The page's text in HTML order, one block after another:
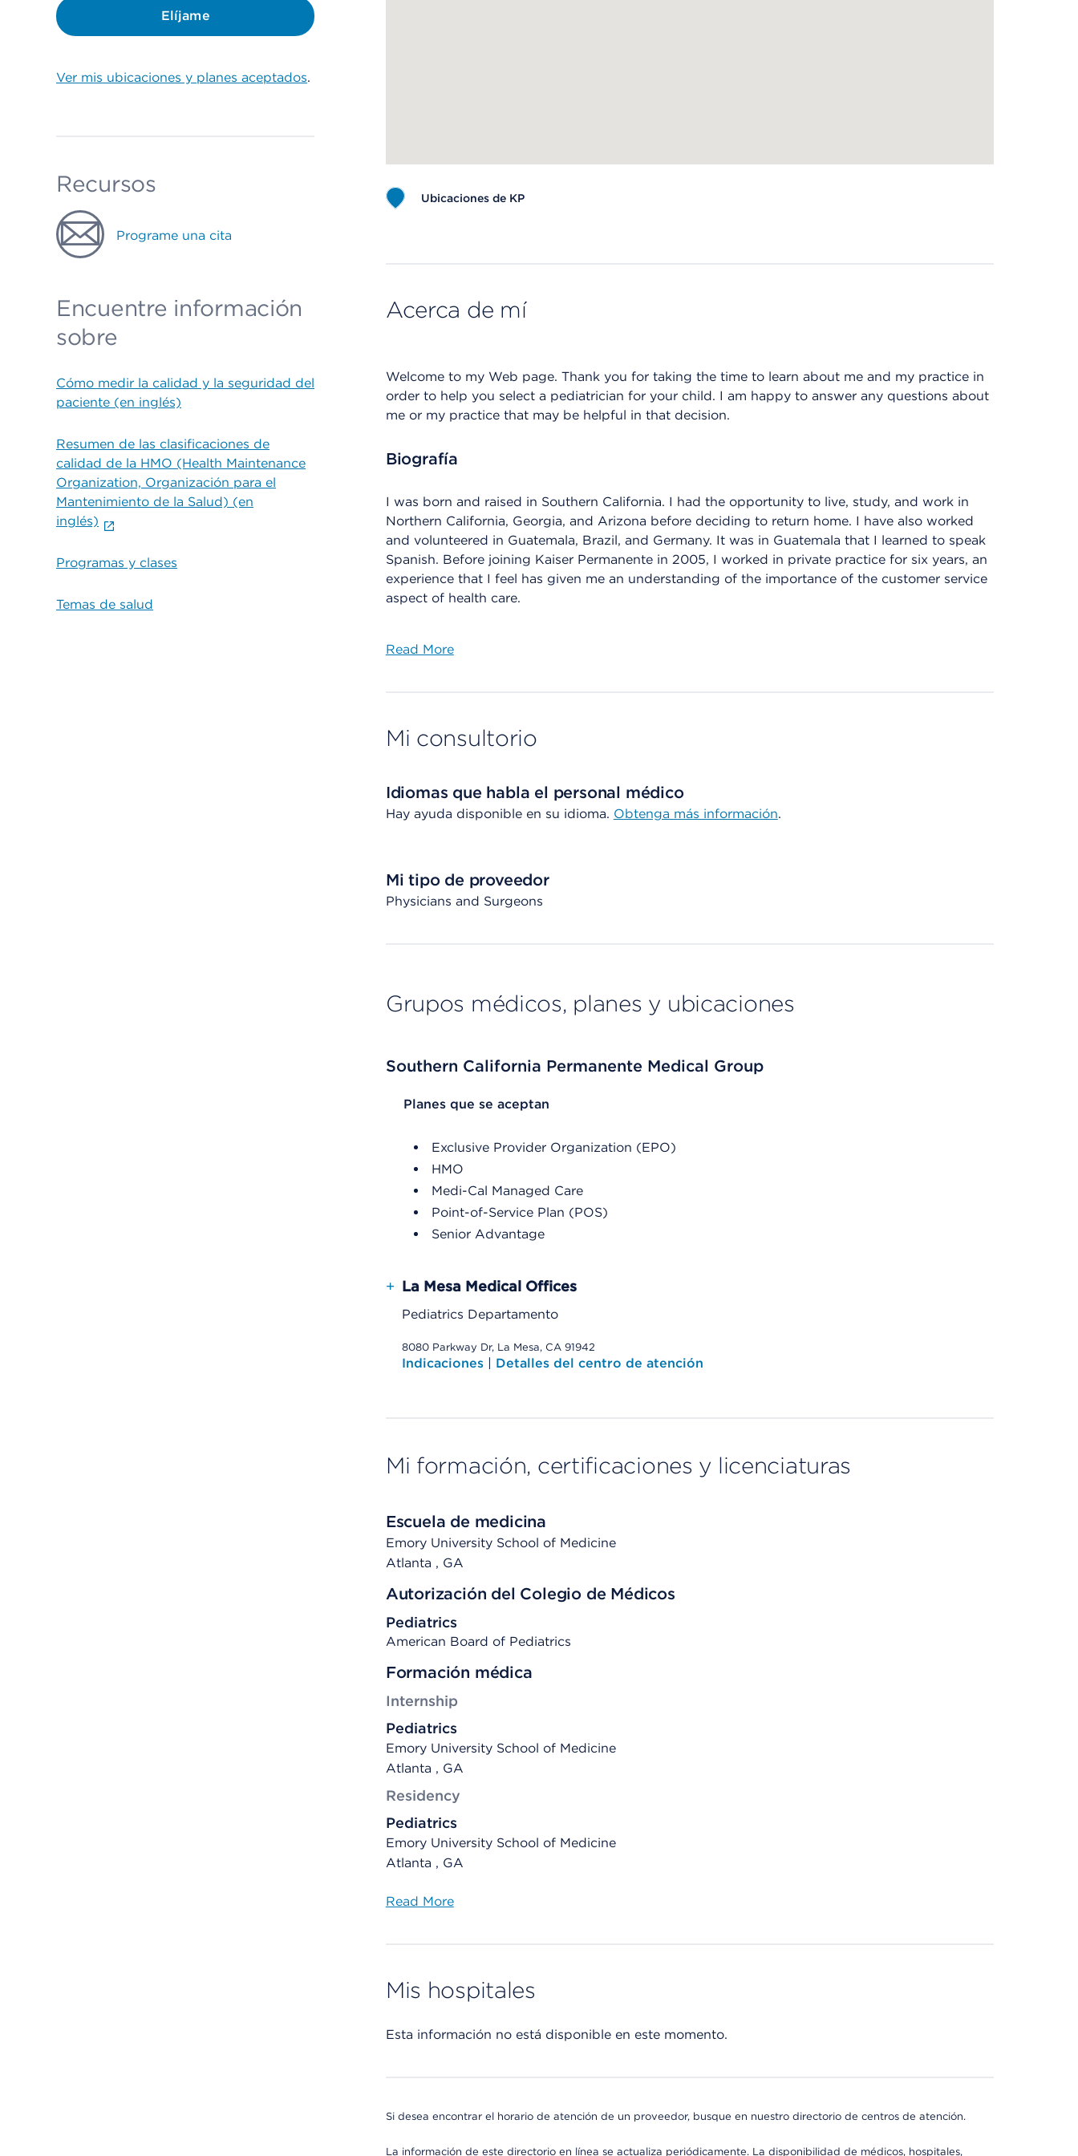
Elíjame
Ver mis ubicaciones y planes aceptados.
Recursos
Programe una cita
Encuentre información
sobre
Cómo medir la calidad y la seguridad del
paciente (en inglés)
Resumen de las clasificaciones de
calidad de la HMO (Health Maintenance
Organization, Organización para el
Mantenimiento de la Salud) (en
inglés)
Programas y clases
Temas de salud
Ubicaciones de KP
Acerca de mí
Welcome to my Web page. Thank you for taking the time to learn about me and my practice in
order to help you select a pediatrician for your child. I am happy to answer any questions about
me or my practice that may be helpful in that decision.
Biografía
I was born and raised in Southern California. I had the opportunity to live, study, and work in
Northern California, Georgia, and Arizona before deciding to return home. I have also worked
and volunteered in Guatemala, Brazil, and Germany. It was in Guatemala that I learned to speak
Spanish. Before joining Kaiser Permanente in 2005, I worked in private practice for six years, an
experience that I feel has given me an understanding of the importance of the customer service
aspect of health care.
Read More
Mi consultorio
Idiomas que habla el personal médico
Hay ayuda disponible en su idioma. Obtenga más información.
Mi tipo de proveedor
Physicians and Surgeons
Grupos médicos, planes y ubicaciones
Southern California Permanente Medical Group
List Header Planes que se aceptan
Planes que se aceptan
Exclusive Provider Organization (EPO)
HMO
Medi-Cal Managed Care
Point-of-Service Plan (POS)
Senior Advantage
+ La Mesa Medical Offices
Pediatrics Departamento
8080 Parkway Dr, La Mesa, CA 91942
Indicaciones | Detalles del centro de atención
Mi formación, certificaciones y licenciaturas
Escuela de medicina
Emory University School of Medicine
Atlanta , GA
Autorización del Colegio de Médicos
Pediatrics
American Board of Pediatrics
Formación médica
Internship
Pediatrics
Emory University School of Medicine
Atlanta , GA
Residency
Pediatrics
Emory University School of Medicine
Atlanta , GA
Read More
Mis hospitales
Esta información no está disponible en este momento.
Si desea encontrar el horario de atención de un proveedor, busque en nuestro directorio de centros de atención.
La información de este directorio en línea se actualiza periódicamente. La disponibilidad de médicos, hospitales,